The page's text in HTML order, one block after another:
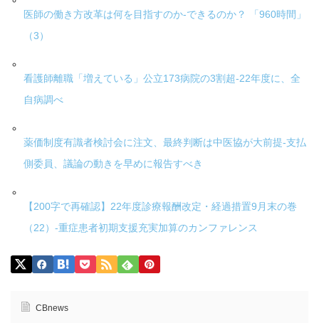
医師の働き方改革は何を目指すのか-できるのか？ 「960時間」
（3）
看護師離職「増えている」公立173病院の3割超-22年度に、全
自病調べ
薬価制度有識者検討会に注文、最終判断は中医協が大前提-支払
側委員、議論の動きを早めに報告すべき
【200字で再確認】22年度診療報酬改定・経過措置9月末の巻
（22）-重症患者初期支援充実加算のカンファレンス
CBnews